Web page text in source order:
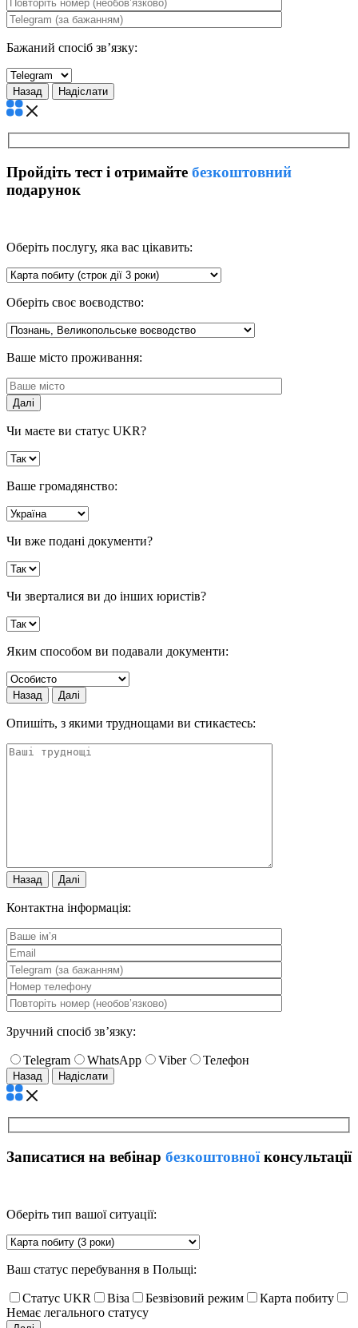
Бажаний спосіб зв’язку:
Назад
Пройдіть тест і отримайте безкоштовний
подарунок
Оберіть послугу, яка вас цікавить:
Оберіть своє воєводство:
Ваше місто проживання:
Далі
Чи маєте ви статус UKR?
Ваше громадянство:
Чи вже подані документи?
Чи зверталися ви до інших юристів?
Яким способом ви подавали документи:
Назад Далі
Опишіть, з якими труднощами ви стикаєтесь:
Назад Далі
Контактна інформація:
Зручний спосіб зв’язку:
Telegram WhatsApp Viber Телефон
Назад
Записатися на вебінар безкоштовноїконсультації
Оберіть тип вашої ситуації:
Ваш статус перебування в Польщі:
Статус UKR Віза Безвізовий режим
Карта побиту
Немає легального статусу